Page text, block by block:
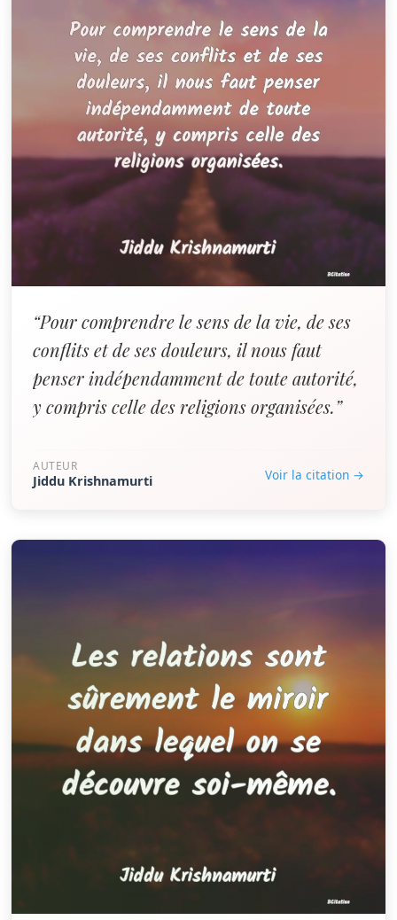
“Pour comprendre le sens de la vie, de ses
conflits et de ses douleurs, il nous faut
penser indépendamment de toute autorité,
y compris celle des religions organisées.”
AUTEUR
Jiddu Krishnamurti Voir la citation →